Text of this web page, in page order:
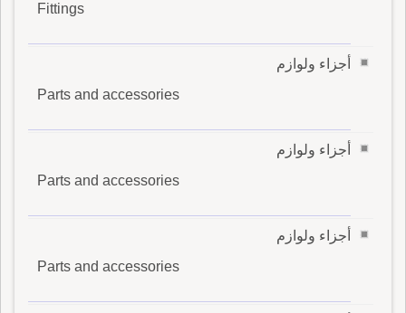
Fittings
أجزاء ولوازم
Parts and accessories
أجزاء ولوازم
Parts and accessories
أجزاء ولوازم
Parts and accessories